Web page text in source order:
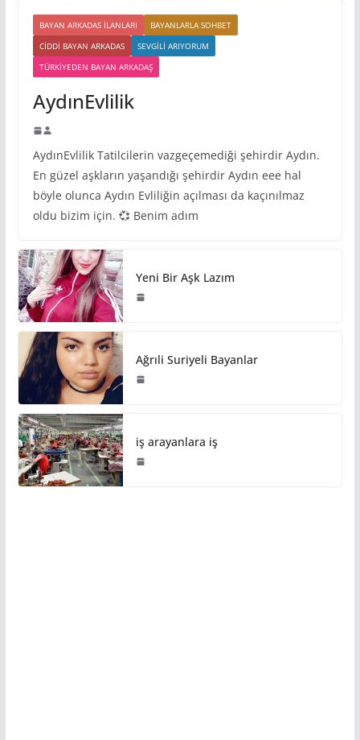
BAYAN ARKADAS ILANLARI
BAYANLARLA SOHBET
CIDDI BAYAN ARKADAS
SEVGILI ARIYORUM
TÜRKIYEDEN BAYAN ARKADAŞ
AydınEvlilik
AydınEvlilik Tatilcilerin vazgeçemediği şehirdir Aydın.
En güzel aşkların yaşandığı şehirdir Aydın eee hal
böyle olunca Aydın Evliliğin açılması da kaçınılmaz
oldu bizim için. 💞 Benim adım
Yeni Bir Aşk Lazım
Ağrıli Suriyeli Bayanlar
iş arayanlara iş